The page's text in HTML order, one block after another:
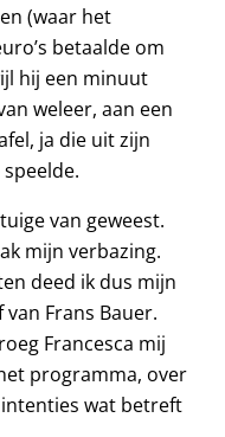
(waar het
betaalde om
hij een minuut
weleer, aan een
ja die uit zijn
van geweest.
mijn verbazing.
deed ik dus mijn
Frans Bauer.
Francesca mij
programma, over
wat betreft